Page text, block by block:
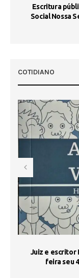
Escritura
Social Nossa
COTIDIANO
Juiz e escritor
feira seu